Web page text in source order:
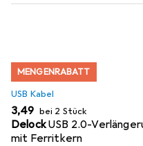
MENGENRABATT
USB Kabel
EUR
3,49 bei 2 Stück
DelockUSB 2.0-
mit Ferritkern